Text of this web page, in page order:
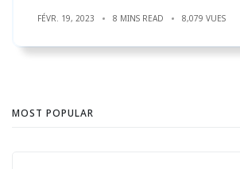
FÉVR. 19, 2023 8 MINS READ 8,079 VUES
MOST POPULAR